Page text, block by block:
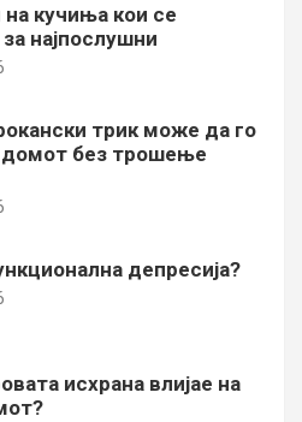
на кучиња кои се
најпослушни
трик може да го
домот без трошење
депресија?
исхрана влијае на